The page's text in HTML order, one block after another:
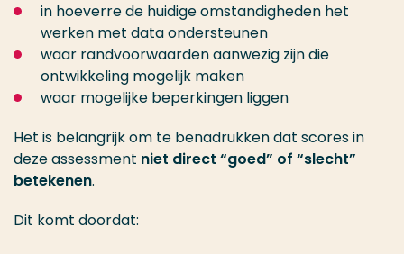
in hoeverre de huidige omstandigheden het
werken met data ondersteunen
waar randvoorwaarden aanwezig zijn die
ontwikkeling mogelijk maken
waar mogelijke beperkingen liggen
Het is belangrijk om te benadrukken dat scores in
deze assessment niet direct “goed” of “slecht”
betekenen.
Dit komt doordat: